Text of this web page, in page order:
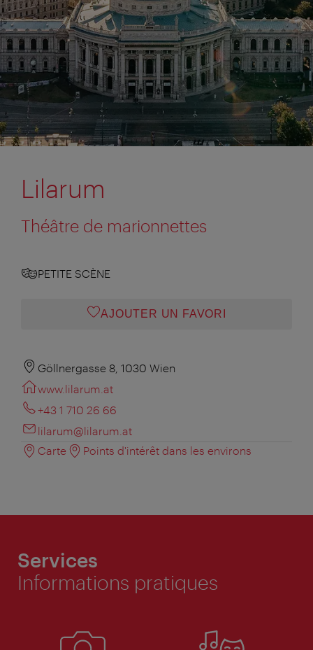
Lilarum
Théâtre de marionnettes
PETITE SCÈNE
AJOUTER UN FAVORI
Göllnergasse 8, 1030 Wien
www.lilarum.at
+43 1 710 26 66
lilarum@lilarum.at
Carte
Points d'intérêt dans les environs
Services
Informations pratiques